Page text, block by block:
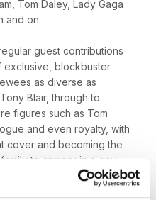
Tom Daley, Lady Gaga
and on.
guest contributions
exclusive, blockbuster
as diverse as
Blair, through to
figures such as Tom
and even royalty, with
cover and becoming the
to appear in a gay